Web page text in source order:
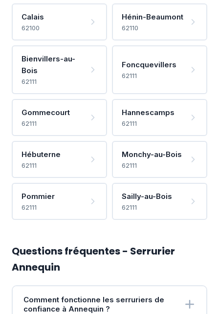
Calais
62100
Hénin-Beaumont
62110
Bienvillers-au-
Bois
62111
Foncquevillers
62111
Gommecourt
62111
Hannescamps
62111
Hébuterne
62111
Monchy-au-Bois
62111
Pommier
62111
Sailly-au-Bois
62111
Questions fréquentes - Serrurier
Annequin
Comment fonctionne les serruriers de
confiance à Annequin ?